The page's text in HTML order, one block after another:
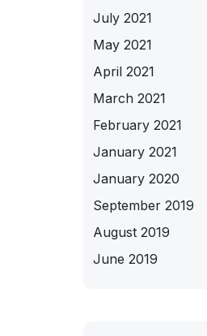
July 2021
May 2021
April 2021
March 2021
February 2021
January 2021
January 2020
September 2019
August 2019
June 2019